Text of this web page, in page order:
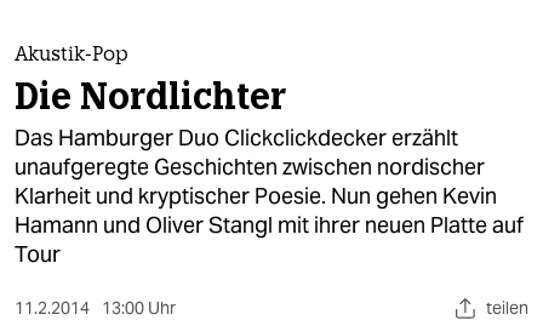
themen
politik
öko
gesellschaft
kultur
Akustik-Pop
Die Nordlichter
Das Hamburger Duo Clickclickdecker erzählt
unaufgeregte Geschichten zwischen nordischer
Klarheit und kryptischer Poesie. Nun gehen Kevin
Hamann und Oliver Stangl mit ihrer neuen Platte auf
Tour
11.2.2014 13:00 Uhr teilen